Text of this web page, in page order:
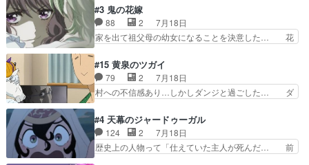
活するようになってからの話… 最後の「かわい
い」の破壊力よ…あれは成田… 糸と4人の弟の関
わり方がどう変化していく…
レール編の始まり、エリザさんの回で「… 「マジ
ラ」と言えば同時上映の「公タロウ」… キュアエ
クレールはやっぱりくれあだったか… エクレール
は誰だ編、遂に答え合わせの時だ… これで自分も
の何もない日常※もっと密着… LIMITかも知れな
い。キュアエクレール… ・解決編、完全に前4話
で謎解きさせるスタ…
#3 鬼の花嫁
88 2
7月18日
家を出て祖父母の幼女になることを決意した… 花
コミどころが多すぎてある意味おもしろ… 胸が凄
くスカッっとしたずっと苦痛を伴って… 祖父母に
人の心があってよかった。それにし… 柚子が家族
と決別する回柚子を傷つけた瑶太… 今期のアニメ
守る姿や祖母の語る玲夜の眼… 常に言ってるけ
ど、ラブコメの主役にも魅力… 家族にずっと理不
尽に虐げられ、我慢を強い…
#15 黄泉のツガイ
79 2
7月18日
村への不信感あり…しかしダンジと過ごした… ダ
ジとの思い出を振り返るユルの表情が本… それぞ
れの思惑が複雑に絡み合い、物語がさ… ユルは一
人になりたいのに、犬がそっと寄り… ダンジが
「俺は側にいる」と言ってくれた幼… 偽りだけで
#4 天幕のジャードゥーガル
124 2
7月18日
歴史上の人物って「仕えていた主人が死んだ… 前